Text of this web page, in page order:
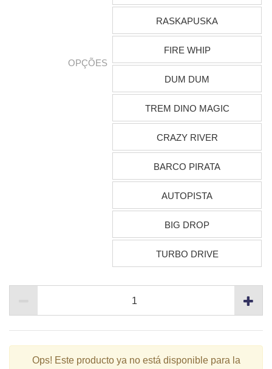
OPÇÕES
RASKAPUSKA
FIRE WHIP
DUM DUM
TREM DINO MAGIC
CRAZY RIVER
BARCO PIRATA
AUTOPISTA
BIG DROP
TURBO DRIVE
Ops! Este producto ya no está disponible para la